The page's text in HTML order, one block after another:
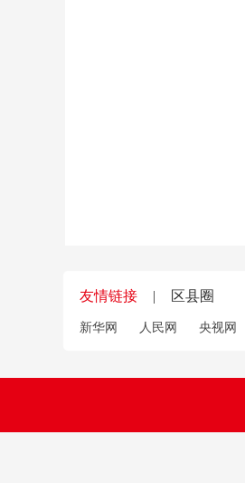
友情链接 | 区县圈
新华网 人民网 央视网